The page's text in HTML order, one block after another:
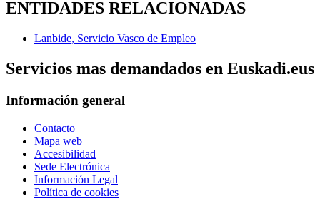
ENTIDADES RELACIONADAS
Lanbide, Servicio Vasco de Empleo
Servicios mas demandados en Euskadi.eus
Información general
Contacto
Mapa web
Accesibilidad
Sede Electrónica
Información Legal
Política de cookies